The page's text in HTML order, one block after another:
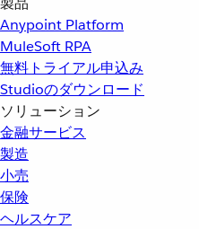
Anypoint Platform
MuleSoft RPA
無料トライアル申込み
Studioのダウンロード
ソリューション
金融サービス
製造
小売
保険
ヘルスケア